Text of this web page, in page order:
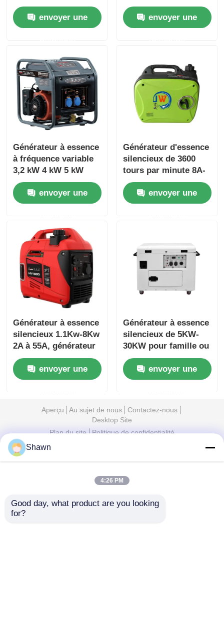
d'essence silencieux
3 kW 3,5 kWenvoyer une
Générateur essence
super silencieux pour
la maison
envoyer une
Générateur à essence
à fréquence variable
3,2 kW 4 kW 5 kW
Générateur silencieux
essenceenvoyer une
Générateur d'essence
silencieux de 3600
tours par minute 8A-
30A 1,5 kW 2 kW 2,5
kW 3 kWenvoyer une
Générateur à essence
silencieux 1.1Kw-8Kw
2A à 55A, générateur
à essence portable
envoyer une
Générateur à essence
silencieux de 5KW-
30KW pour famille ou
camping
envoyer une
Aperçu Au sujet de nous
Contactez-nous
Desktop Site
Plan du site
Politique de confidentialité
De Chine.Copyright © 2026 Sichuan Jiweicheng
Electric Power Equipment Co., Ltd.. All Rights
Reserved.
Shawn
4:26 PM
Good day, what product are you looking
for?